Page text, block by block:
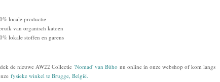
locale productie
van organisch katoen
lokale stoffen en garens
de nieuwe AW22 Collectie 'Nomad' van Búho nu online in onze webshop of kom langs
fysieke winkel te Brugge, België.